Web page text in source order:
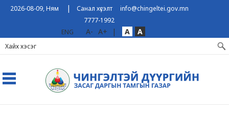
2026-08-09, Ням | Санал хүсэлт
info@chingeltei.gov.mn
7777-1992
ENG
A- A+ | A A